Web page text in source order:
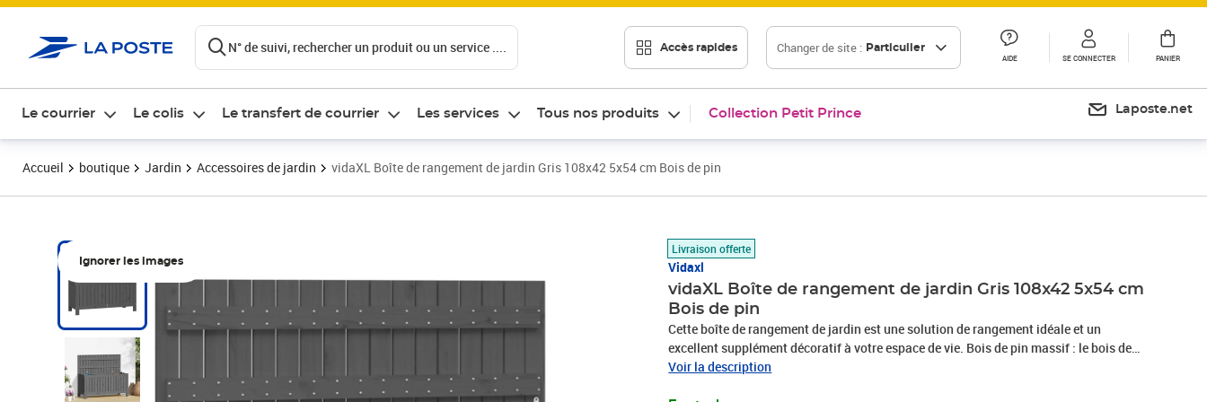
N° de suivi, rechercher un produit ou un service .... Accès rapides Changer de site : Particulier
AIDE SE CONNECTER PANIER
Le courrier Le colis Le transfert de courrier Les services Tous nos produits Collection Petit Prince Laposte.net
Accueil boutique Jardin Accessoires de jardin vidaXL Boîte de rangement de jardin Gris 108x42 5x54 cm Bois de pin
Ignorer les images
Livraison offerte
Vidaxl
vidaXL Boîte de rangement de jardin Gris 108x42 5x54 cm
Bois de pin
Cette boîte de rangement de jardin est une solution de rangement idéale et un
excellent supplément décoratif à votre espace de vie. Bois de pin massif : le bois de
pin massif est un matériau naturel magnifique. Le bois de pin a un grain droit et les
Voir la description
Prix barré 159,99 €
Prix 121,89€